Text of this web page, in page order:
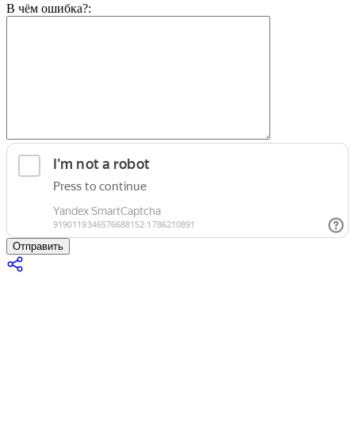
В чём ошибка?:
Отправить